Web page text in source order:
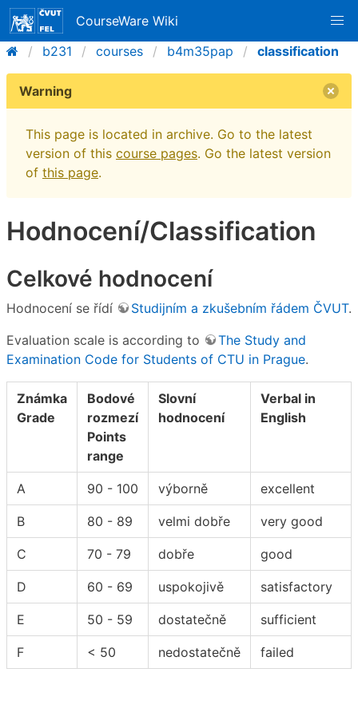
CourseWare Wiki
b231
courses b4m35pap classification
Warning
This page is located in archive. Go to the latest
version of this course pages. Go the latest version
of this page.
Hodnocení/Classification
Celkové hodnocení
Hodnocení se řídí Studijním a zkušebním řádem ČVUT.
Evaluation scale is according to
The Study and
Examination Code for Students of CTU in Prague.
Známka
Grade
Bodové
rozmezí
Points
range
Slovní
hodnocení
Verbal in
English
A 90 - 100 výborně excellent
B 80 - 89 velmi dobře very good
C 70 - 79 dobře good
D 60 - 69 uspokojivě satisfactory
E 50 - 59 dostatečně sufficient
F < 50 nedostatečně failed